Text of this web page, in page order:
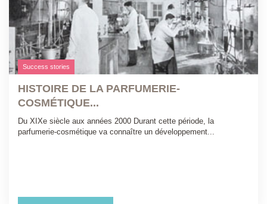
Success stories
HISTOIRE DE LA PARFUMERIE-
COSMÉTIQUE...
Du XIXe siècle aux années 2000 Durant cette période, la
parfumerie-cosmétique va connaître un développement...